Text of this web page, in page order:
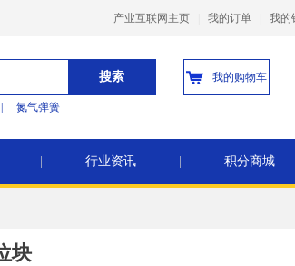
产业互联网主页 我的订单 我的
搜索
氮气弹簧
我的购物车
行业资讯 积分商城
块